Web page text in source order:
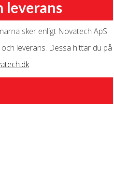
leverans
sker enligt Novatech ApS
leverans. Dessa hittar du på